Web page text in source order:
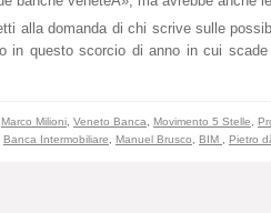
alla domanda di chi scrive sulle
in questo scorcio di anno in cui
Marco Milioni Veneto Banca Movimento 5 Stelle
Banca Intermobiliare Manuel Brusco BIM Pietro